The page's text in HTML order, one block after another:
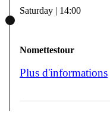
Saturday | 14:00
Nomettestour
Plus d'informations